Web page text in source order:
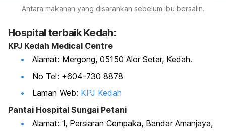
Antara makanan yang disarankan sebelum ibu bersalin.
Hospital terbaikKedah:
KPJ Kedah Medical Centre
Alamat: Mergong, 05150 Alor Setar, Kedah.
No Tel: +604-730 8878
Laman Web: KPJ Kedah
Pantai Hospital Sungai Petani
Alamat: 1, Persiaran Cempaka, Bandar Amanjaya,